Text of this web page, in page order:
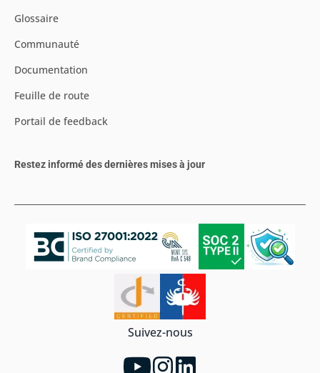
Glossaire
Communauté
Documentation
Feuille de route
Portail de feedback
Restez informé des dernières mises à jour
Suivez-nous